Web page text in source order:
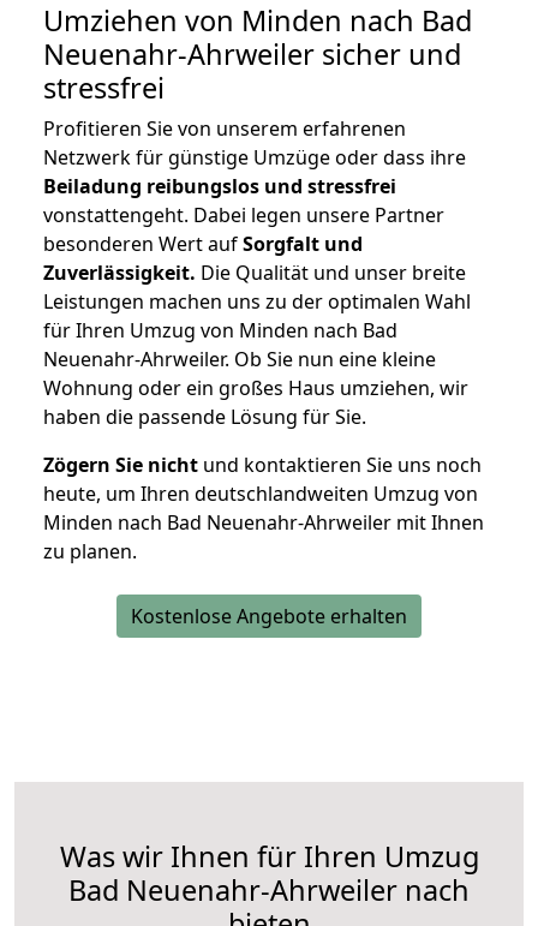
Umziehen von Minden nach Bad
Neuenahr-Ahrweiler sicher und
stressfrei
Profitieren Sie von unserem erfahrenen
Netzwerk für günstige Umzüge oder dass ihre
Beiladung reibungslos und stressfrei
vonstattengeht. Dabei legen unsere Partner
besonderen Wert aufSorgfalt und
Zuverlässigkeit. Die Qualität und unser breite
Leistungen machen uns zu der optimalen Wahl
für Ihren Umzug von Minden nach Bad
Neuenahr-Ahrweiler. Ob Sie nun eine kleine
Wohnung oder ein großes Haus umziehen, wir
haben die passende Lösung für Sie.
Zögern Sie nicht und kontaktieren Sie uns noch
heute, um Ihren deutschlandweiten Umzug von
Minden nach Bad Neuenahr-Ahrweiler mit Ihnen
zu planen.
Kostenlose Angebote erhalten
Was wir Ihnen für Ihren Umzug
Bad Neuenahr-Ahrweiler nach